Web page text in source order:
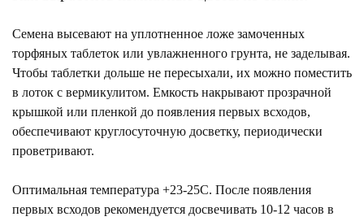
Семена высевают на уплотненное ложе замоченных
торфяных таблеток или увлажненного грунта, не заделывая.
Чтобы таблетки дольше не пересыхали, их можно поместить
в лоток с вермикулитом. Емкость накрывают прозрачной
крышкой или пленкой до появления первых всходов,
обеспечивают круглосуточную досветку, периодически
проветривают.
Оптимальная температура +23-25С. После появления
первых всходов рекомендуется досвечивать 10-12 часов в